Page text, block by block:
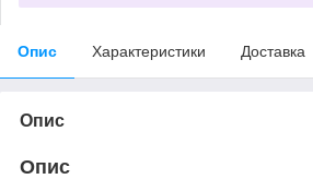
Опис Характеристики Доставка
Опис
Опис